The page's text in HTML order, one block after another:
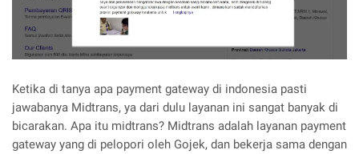
Ketika di tanya apa payment gateway di indonesia pasti
jawabanya Midtrans, ya dari dulu layanan ini sangat banyak di
bicarakan. Apa itu midtrans? Midtrans adalah layanan payment
gateway yang di pelopori oleh Gojek, dan bekerja sama dengan